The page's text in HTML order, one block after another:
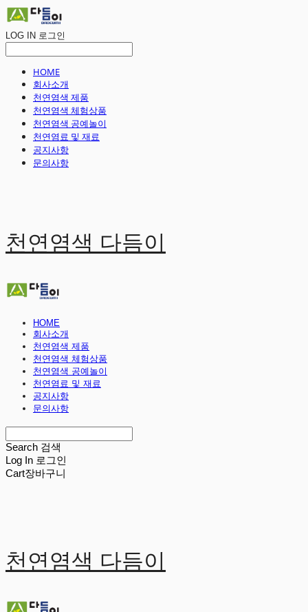
LOG IN 로그인
HOME
회사소개
천연염색 제품
천연염색 체험상품
천연염색 공예놀이
천연염료 및 재료
공지사항
문의사항
천연염색 다듬이
HOME
회사소개
천연염색 제품
천연염색 체험상품
천연염색 공예놀이
천연염료 및 재료
공지사항
문의사항
Search 검색
Log In 로그인
Cart장바구니
천연염색 다듬이